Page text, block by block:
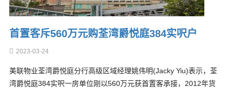
首置客斥560万元购荃湾爵悦庭384实呎户
2023-03-24
美联物业荃湾爵悦庭分行高级区域经理姚伟明(Jacky Yiu)表示，荃
湾爵悦庭384实呎一房单位刚以560万元获首置客承接，2012年货